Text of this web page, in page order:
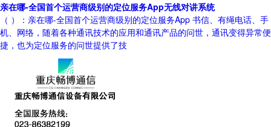
亲在哪-全国首个运营商级别的定位服务App无线对讲系统
（ ）：亲在哪-全国首个运营商级别的定位服务App 书信、有绳电话、手
机、网络，随着各种通讯技术的应用和通讯产品的问世，通讯变得异常便
捷，也为定位服务的问世提供了技